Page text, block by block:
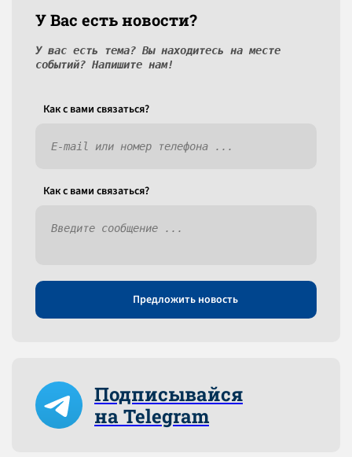
У Вас есть новости?
У вас есть тема? Вы находитесь на месте
событий? Напишите нам!
Как c вами связаться?
Как c вами связаться?
Предложить новость
Подписывайся
на Telegram